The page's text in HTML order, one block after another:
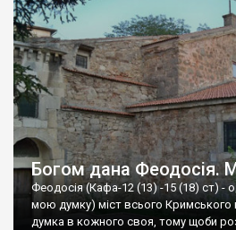
Богом дана Феодосія.
Феодосія (Кафа-12 (13) -15 (18) ст) -
мою думку) міст всього Кримського
думка в кожного своя, тому щоби